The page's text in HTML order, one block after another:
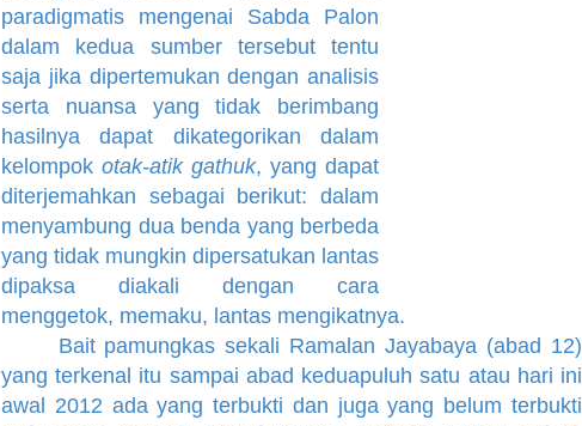
paradigmatis mengenai Sabda Palon
dalam kedua sumber tersebut tentu
saja jika dipertemukan dengan analisis
serta nuansa yang tidak berimbang
hasilnya dapat dikategorikan dalam
kelompok otak-atik gathuk, yang dapat
diterjemahkan sebagai berikut: dalam
menyambung dua benda yang berbeda
yang tidak mungkin dipersatukan lantas
dipaksa diakali dengan cara
menggetok, memaku, lantas mengikatnya.
Bait pamungkas sekali Ramalan Jayabaya (abad 12)
yang terkenal itu sampai abad keduapuluh satu atau hari ini
awal 2012 ada yang terbukti dan juga yang belum terbukti